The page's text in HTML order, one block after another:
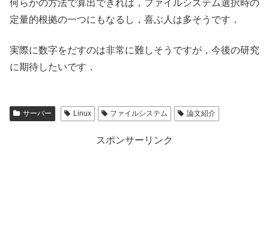
何らかの方法で算出できれば，ファイルシステム選択時の
定量的根拠の一つにもなるし，喜ぶ人は多そうです．
実際に数字をだすのは非常に難しそうですが，今後の研究
に期待したいです．
サーバー Linux ファイルシステム 論文紹介
スポンサーリンク